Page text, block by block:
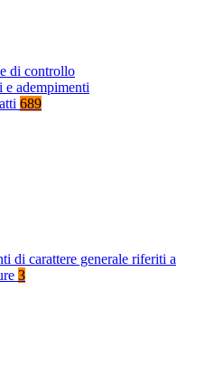
di controllo
adempimenti
689
di carattere generale riferiti a
3